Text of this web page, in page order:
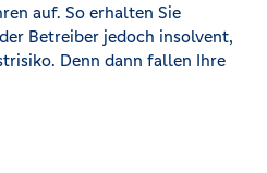
auf. So erhalten Sie
Betreiber jedoch insolvent,
Denn dann fallen Ihre